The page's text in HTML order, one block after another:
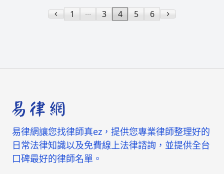
1 ... 3 4 5 6
易律網讓您找律師真ez，提供您專業律師整理好的
日常法律知識以及免費線上法律諮詢，並提供全台
口碑最好的律師名單。